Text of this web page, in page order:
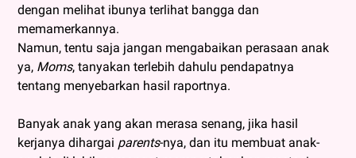
dengan melihat ibunya terlihat bangga dan
memamerkannya.
Namun, tentu saja jangan mengabaikan perasaan anak
ya, Moms, tanyakan terlebih dahulu pendapatnya
tentang menyebarkan hasil raportnya.
Banyak anak yang akan merasa senang, jika hasil
kerjanya dihargai parents-nya, dan itu membuat anak-